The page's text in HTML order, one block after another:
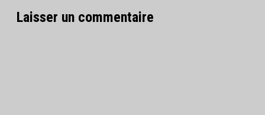
Laisser un commentaire